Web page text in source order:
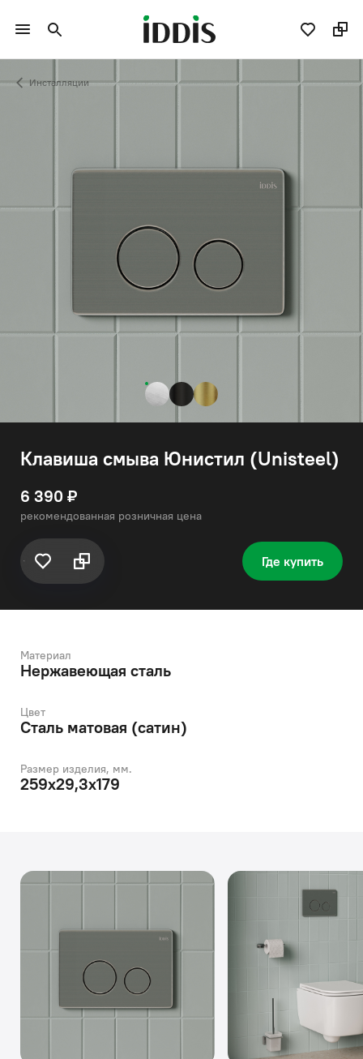
Инсталляции
Клавиша смыва Юнистил (Unisteel)
6 390 ₽
рекомендованная розничная цена
Где купить
Материал
Нержавеющая сталь
Цвет
Сталь матовая (сатин)
Размер изделия, мм.
259х29,3х179